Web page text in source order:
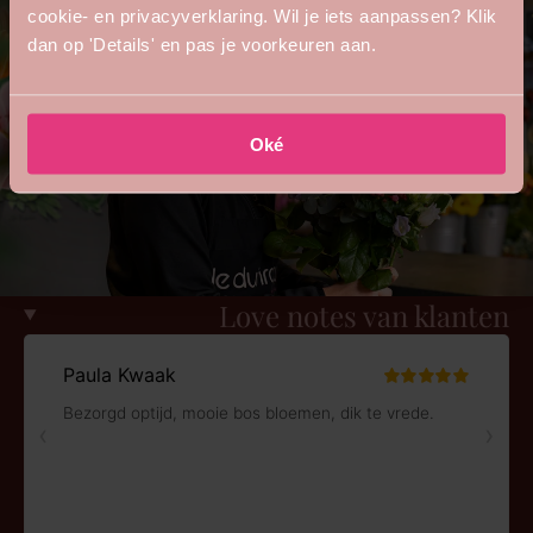
cookie- en privacyverklaring. Wil je iets aanpassen? Klik
dan op 'Details' en pas je voorkeuren aan.
Oké
Love notes van klanten